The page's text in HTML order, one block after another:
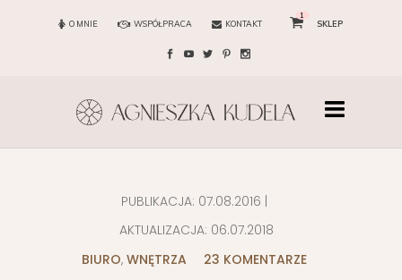
O MNIE WSPÓŁPRACA KONTAKT
1
SKLEP
PUBLIKACJA: 07.08.2016
AKTUALIZACJA: 06.07.2018
BIURO, WNĘTRZA 23 KOMENTARZE